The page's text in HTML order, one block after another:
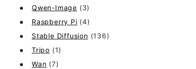
Qwen-Image (3)
Raspberry Pi (4)
Stable Diffusion (136)
Tripo (1)
Wan (7)